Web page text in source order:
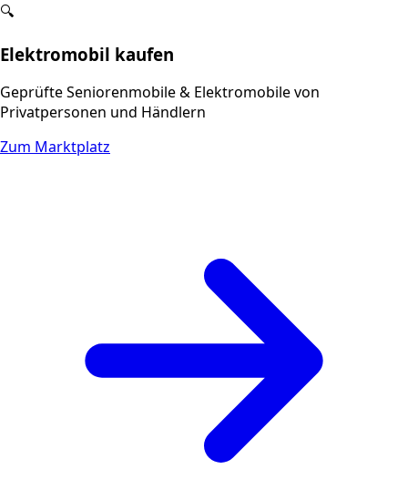
🔍
Elektromobil kaufen
Geprüfte Seniorenmobile & Elektromobile von
Privatpersonen und Händlern
Zum Marktplatz